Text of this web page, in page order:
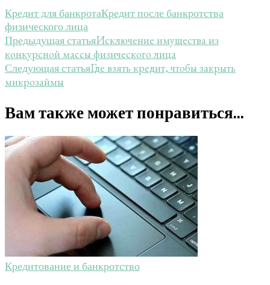
Кредит для банкротаКредит после банкротства
физического лица
Навигация
по
записям
Предыдущая статьяИсключение имущества из
конкурсной массы физического лица
Следующая статьяГде взять кредит, чтобы закрыть
микрозаймы
Вам также может понравиться...
Кредитование и банкротство